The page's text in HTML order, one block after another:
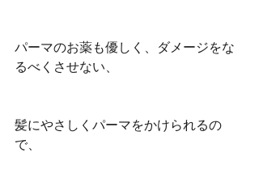
パーマのお薬も優しく、ダメージをな
るべくさせない、
髪にやさしくパーマをかけられるの
で、